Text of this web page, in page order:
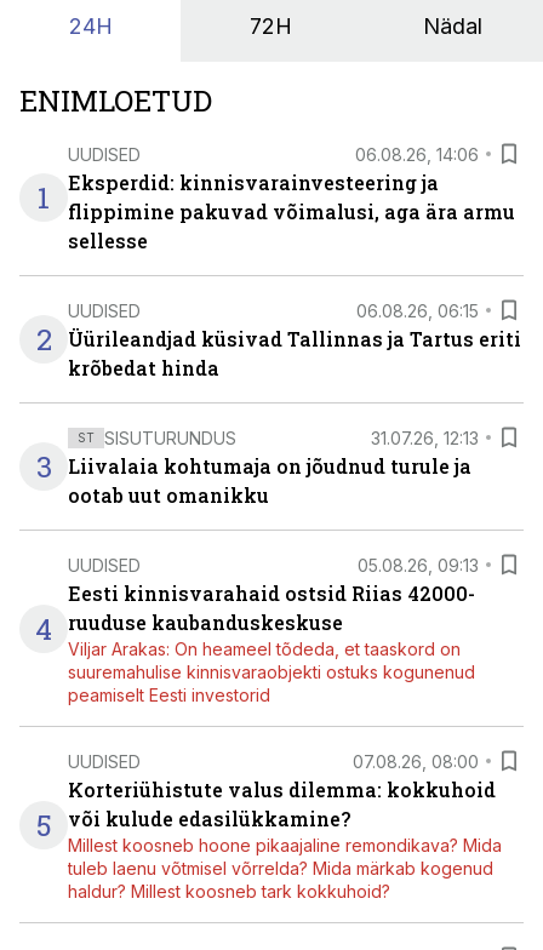
24H 72H Nädal
ENIMLOETUD
1
UUDISED 06.08.26, 14:06
Eksperdid: kinnisvarainvesteering ja
flippimine pakuvad võimalusi, aga ära armu
sellesse
2
UUDISED 06.08.26, 06:15
Üürileandjad küsivad Tallinnas ja Tartus eriti
krõbedat hinda
3
ST SISUTURUNDUS 31.07.26, 12:13
Liivalaia kohtumaja on jõudnud turule ja
ootab uut omanikku
4
UUDISED 05.08.26, 09:13
Eesti kinnisvarahaid ostsid Riias 42000-
ruuduse kaubanduskeskuse
Viljar Arakas: On heameel tõdeda, et taaskord on
suuremahulise kinnisvaraobjekti ostuks kogunenud
peamiselt Eesti investorid
5
UUDISED 07.08.26, 08:00
Korteriühistute valus dilemma: kokkuhoid
või kulude edasilükkamine?
Millest koosneb hoone pikaajaline remondikava? Mida
tuleb laenu võtmisel võrrelda? Mida märkab kogenud
haldur? Millest koosneb tark kokkuhoid?